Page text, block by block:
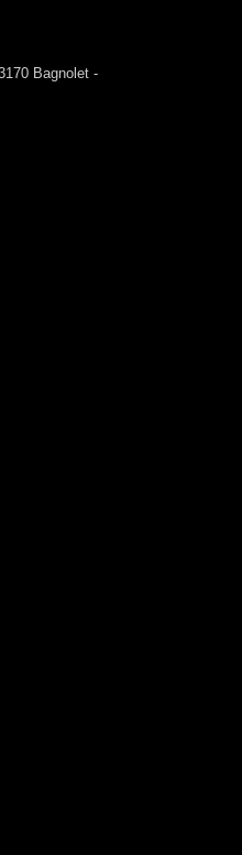
Bagnolet -